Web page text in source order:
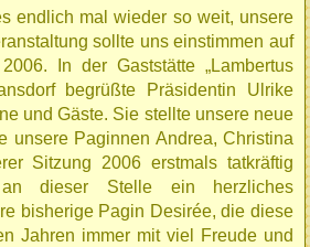
endlich mal wieder so weit, unsere
sollte uns einstimmen auf
In der Gaststätte „Lambertus
begrüßte Präsidentin Ulrike
und Gäste. Sie stellte unsere neue
unsere Paginnen Andrea, Christina
Sitzung 2006 erstmals tatkräftig
an dieser Stelle ein herzliches
bisherige Pagin Desirée, die diese
Jahren immer mit viel Freude und